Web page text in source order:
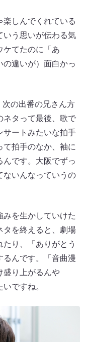
しんでくれている
いう思いが伝わる気
ケてたのに「あ
違いが）面白かっ
の出番の兄さん方
ネタって最後、歌で
サートみたいな拍手
て拍手のなか、袖に
んです。大阪でずっ
ないんなっていうの
を生かしていけた
タを終えると、劇場
り、「ありがとう
るんです。「音曲漫
盛り上がるんや
ですね。